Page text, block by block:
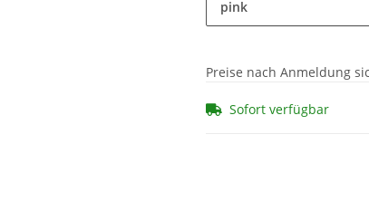
pink
Preise nach Anmeldung
Sofort verfügbar